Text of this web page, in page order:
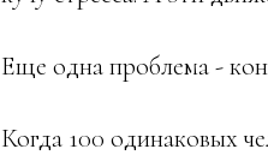
Еще одна проблема -
Когда 100 одинаковых